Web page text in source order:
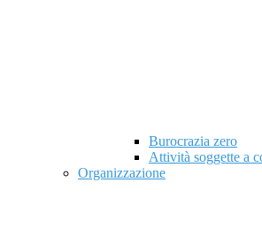
Burocrazia zero
Attività soggette a
Organizzazione